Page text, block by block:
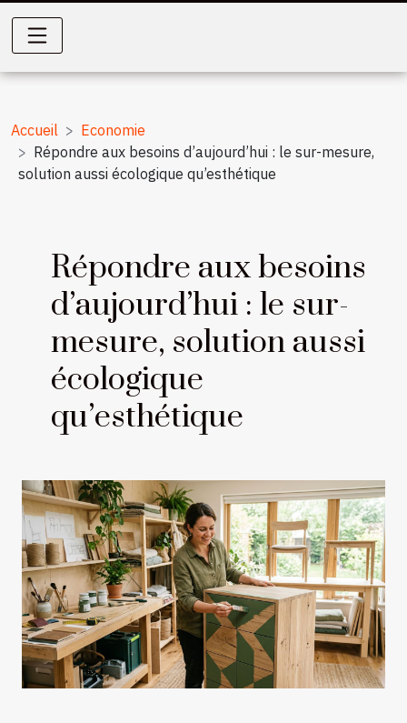
Accueil
Economie
Répondre aux besoins d’aujourd’hui : le sur-mesure,
solution aussi écologique qu’esthétique
Répondre aux besoins
d’aujourd’hui : le sur-
mesure, solution aussi
écologique
qu’esthétique